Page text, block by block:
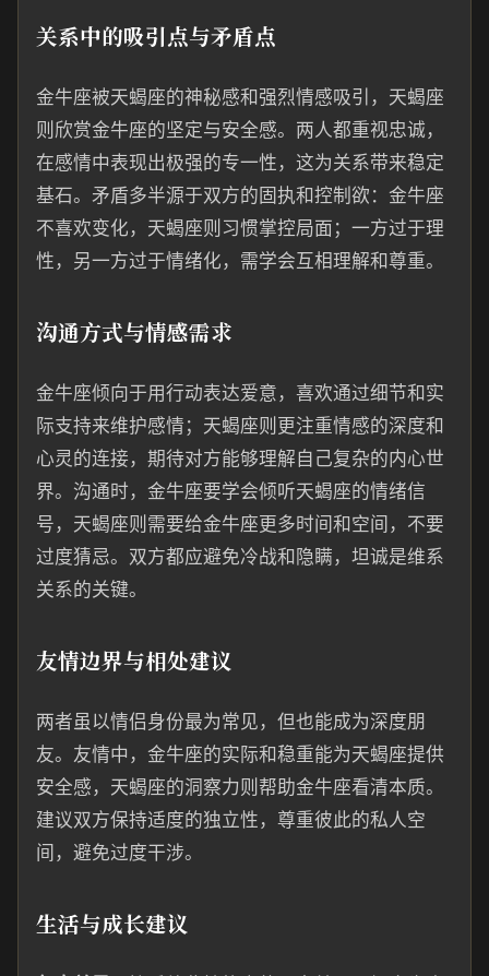
关系中的吸引点与矛盾点
金牛座被天蝎座的神秘感和强烈情感吸引，天蝎座
则欣赏金牛座的坚定与安全感。两人都重视忠诚，
在感情中表现出极强的专一性，这为关系带来稳定
基石。矛盾多半源于双方的固执和控制欲：金牛座
不喜欢变化，天蝎座则习惯掌控局面；一方过于理
性，另一方过于情绪化，需学会互相理解和尊重。
沟通方式与情感需求
金牛座倾向于用行动表达爱意，喜欢通过细节和实
际支持来维护感情；天蝎座则更注重情感的深度和
心灵的连接，期待对方能够理解自己复杂的内心世
界。沟通时，金牛座要学会倾听天蝎座的情绪信
号，天蝎座则需要给金牛座更多时间和空间，不要
过度猜忌。双方都应避免冷战和隐瞒，坦诚是维系
关系的关键。
友情边界与相处建议
两者虽以情侣身份最为常见，但也能成为深度朋
友。友情中，金牛座的实际和稳重能为天蝎座提供
安全感，天蝎座的洞察力则帮助金牛座看清本质。
建议双方保持适度的独立性，尊重彼此的私人空
间，避免过度干涉。
生活与成长建议